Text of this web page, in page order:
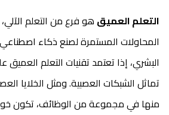
التعلم العميق هو فرع من التعلم
المحاولات المستمرة لصنع ذكاء
البشري، إذا تعتمد تقنيات التعلم
تماثل الشبكات العصبية. ومثل الخلايا
منها في مجموعة من الوظائف، تكون